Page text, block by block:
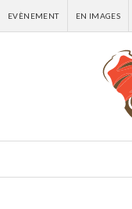
EVÈNEMENT EN IMAGES